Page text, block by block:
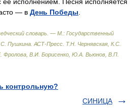
— в День Победы
словарь. — М.: Государственный
Пушкина. АСТ-Пресс Т.Н. Чернявская, К.С.
Фролова, В.И. Борисенко, Ю.А. Вьюнов, В.П.
контрольную?
СИНИЦА